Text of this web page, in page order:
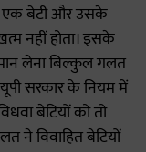
एक बेटी और उसके
नहीं होता। इसके
लेना बिल्कुल गलत
सरकार के नियम में
बेटियों को तो
ने विवाहित बेटियों